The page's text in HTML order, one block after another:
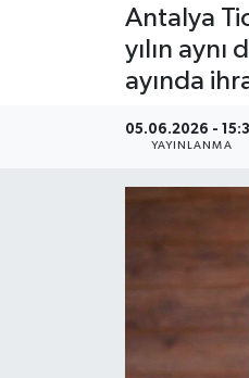
Antalya
yılın
ayında
05.06.2026 -
YAYINLANMA
Ekonomi
Gündem
Günün Manşetleri
Süper Lig Puan
Tüm Manşetler
Son Dakika Haberleri
Haber Arşivi